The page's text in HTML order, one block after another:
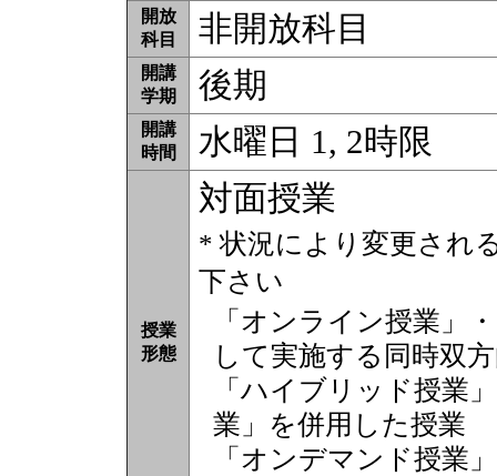
開放
科目
非開放科目
開講
学期
後期
開講
時間
水曜日 1, 2時限
授業
形態
対面授業
* 状況により変更され
下さい
「オンライン授業」
して実施する同時双
「ハイブリッド授業
業」を併用した授業
「オンデマンド授業